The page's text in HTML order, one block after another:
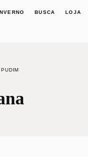
BUSCA LOJA
PUDIM